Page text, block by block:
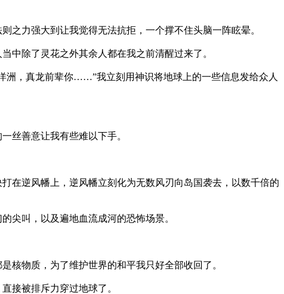
力强大到让我觉得无法抗拒，一个撑不住头脑一阵眩晕。
中除了灵花之外其余人都在我之前清醒过来了。
洲，真龙前辈你……”我立刻用神识将地球上的一些信息发给众人
丝善意让我有些难以下手。
在逆风幡上，逆风幡立刻化为无数风刃向岛国袭去，以数千倍的
尖叫，以及遍地血流成河的恐怖场景。
核物质，为了维护世界的和平我只好全部收回了。
接被排斥力穿过地球了。